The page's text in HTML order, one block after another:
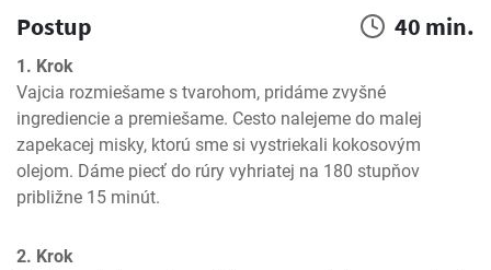
Postup 40 min.
1. Krok
Vajcia rozmiešame s tvarohom, pridáme zvyšné
ingrediencie a premiešame. Cesto nalejeme do malej
zapekacej misky, ktorú sme si vystriekali kokosovým
olejom. Dáme piecť do rúry vyhriatej na 180 stupňov
približne 15 minút.
2. Krok